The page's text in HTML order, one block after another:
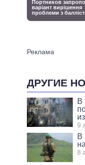
ДРУГИЕ
В
9
В
8